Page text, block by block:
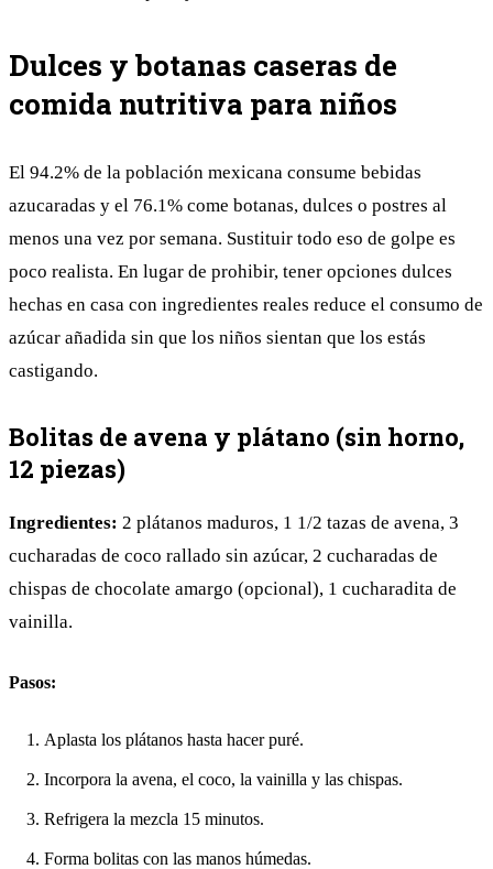
Dulces y botanas caseras de
comida nutritiva para niños
El 94.2% de la población mexicana consume bebidas
azucaradas y el 76.1% come botanas, dulces o postres al
menos una vez por semana. Sustituir todo eso de golpe es
poco realista. En lugar de prohibir, tener opciones dulces
hechas en casa con ingredientes reales reduce el consumo de
azúcar añadida sin que los niños sientan que los estás
castigando.
Bolitas de avena y plátano (sin horno,
12 piezas)
Ingredientes: 2 plátanos maduros, 1 1/2 tazas de avena, 3
cucharadas de coco rallado sin azúcar, 2 cucharadas de
chispas de chocolate amargo (opcional), 1 cucharadita de
vainilla.
Pasos:
Aplasta los plátanos hasta hacer puré.
Incorpora la avena, el coco, la vainilla y las chispas.
Refrigera la mezcla 15 minutos.
Forma bolitas con las manos húmedas.